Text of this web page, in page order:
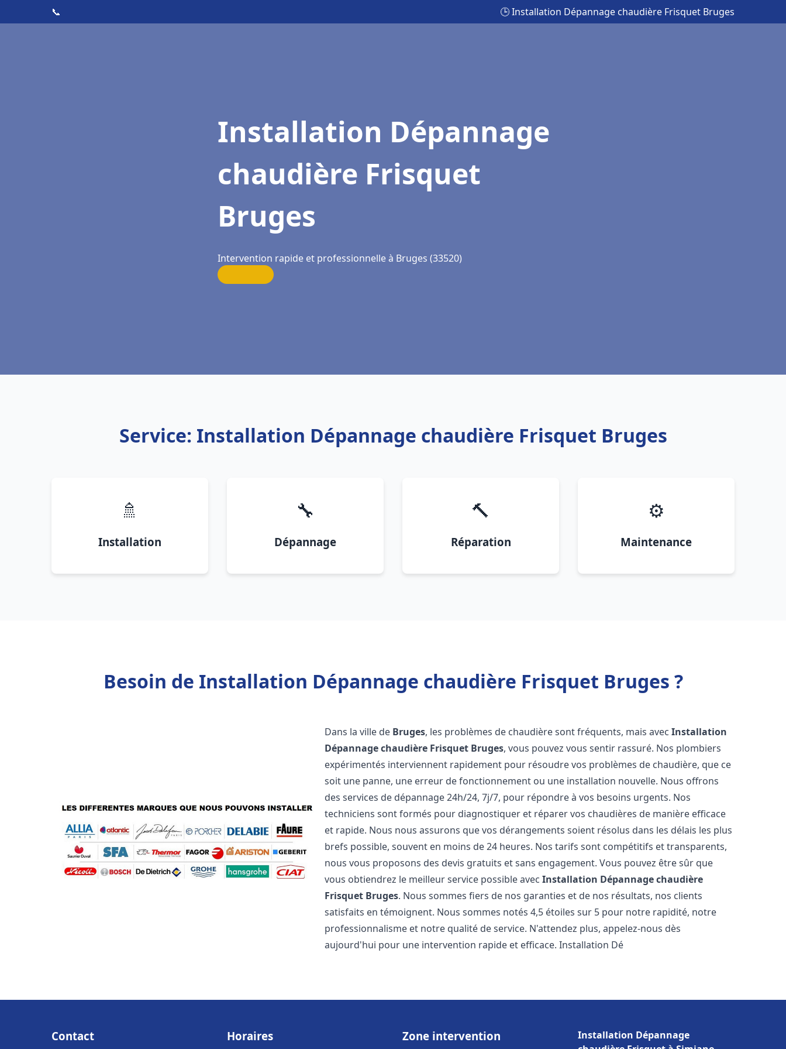
📞 🕒 Installation Dépannage chaudière Frisquet Bruges
Installation Dépannage
chaudière Frisquet
Bruges
Intervention rapide et professionnelle à Bruges (33520)
Service: Installation Dépannage chaudière Frisquet Bruges
🚿
Installation
🔧
Dépannage
🔨
Réparation
⚙️
Maintenance
Besoin de Installation Dépannage chaudière Frisquet Bruges ?
Dans la ville de Bruges, les problèmes de chaudière sont fréquents, mais avecInstallation
Dépannage chaudière Frisquet Bruges, vous pouvez vous sentir rassuré. Nos plombiers
expérimentés interviennent rapidement pour résoudre vos problèmes de chaudière, que ce
soit une panne, une erreur de fonctionnement ou une installation nouvelle. Nous offrons
des services de dépannage 24h/24, 7j/7, pour répondre à vos besoins urgents. Nos
techniciens sont formés pour diagnostiquer et réparer vos chaudières de manière efficace
et rapide. Nous nous assurons que vos dérangements soient résolus dans les délais les plus
brefs possible, souvent en moins de 24 heures. Nos tarifs sont compétitifs et transparents,
nous vous proposons des devis gratuits et sans engagement. Vous pouvez être sûr que
vous obtiendrez le meilleur service possible avecInstallation Dépannage chaudière
Frisquet Bruges. Nous sommes fiers de nos garanties et de nos résultats, nos clients
satisfaits en témoignent. Nous sommes notés 4,5 étoiles sur 5 pour notre rapidité, notre
professionnalisme et notre qualité de service. N'attendez plus, appelez-nous dès
aujourd'hui pour une intervention rapide et efficace. Installation Dé
Contact Horaires Zone intervention
Installation Dépannage